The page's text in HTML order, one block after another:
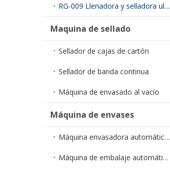
RG-009 Llenadora y selladora ultrasónica de tubos totalmente automática
Maquina de sellado
Sellador de cajas de cartón
Sellador de banda continua
Máquina de envasado al vacío
Máquina de envases
Máquina envasadora automática de líquidos en bolsa
Máquina de embalaje automático de polvo/granulado